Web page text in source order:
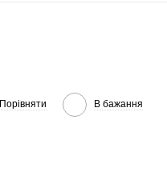
Порівняти В бажання